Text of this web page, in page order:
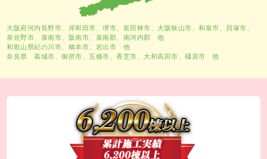
大阪府河内長野市、 岸和田市 、堺市 、富田林市、大阪狭山市、和泉市、貝塚市、
泉佐野市、泉南市、阪南市、泉南郡、南河内郡 他
和歌山県紀の川市、橋本市、岩出市 他
奈良県 葛城市、御所市、五條市、香芝市、大和高田市、橿原市 他